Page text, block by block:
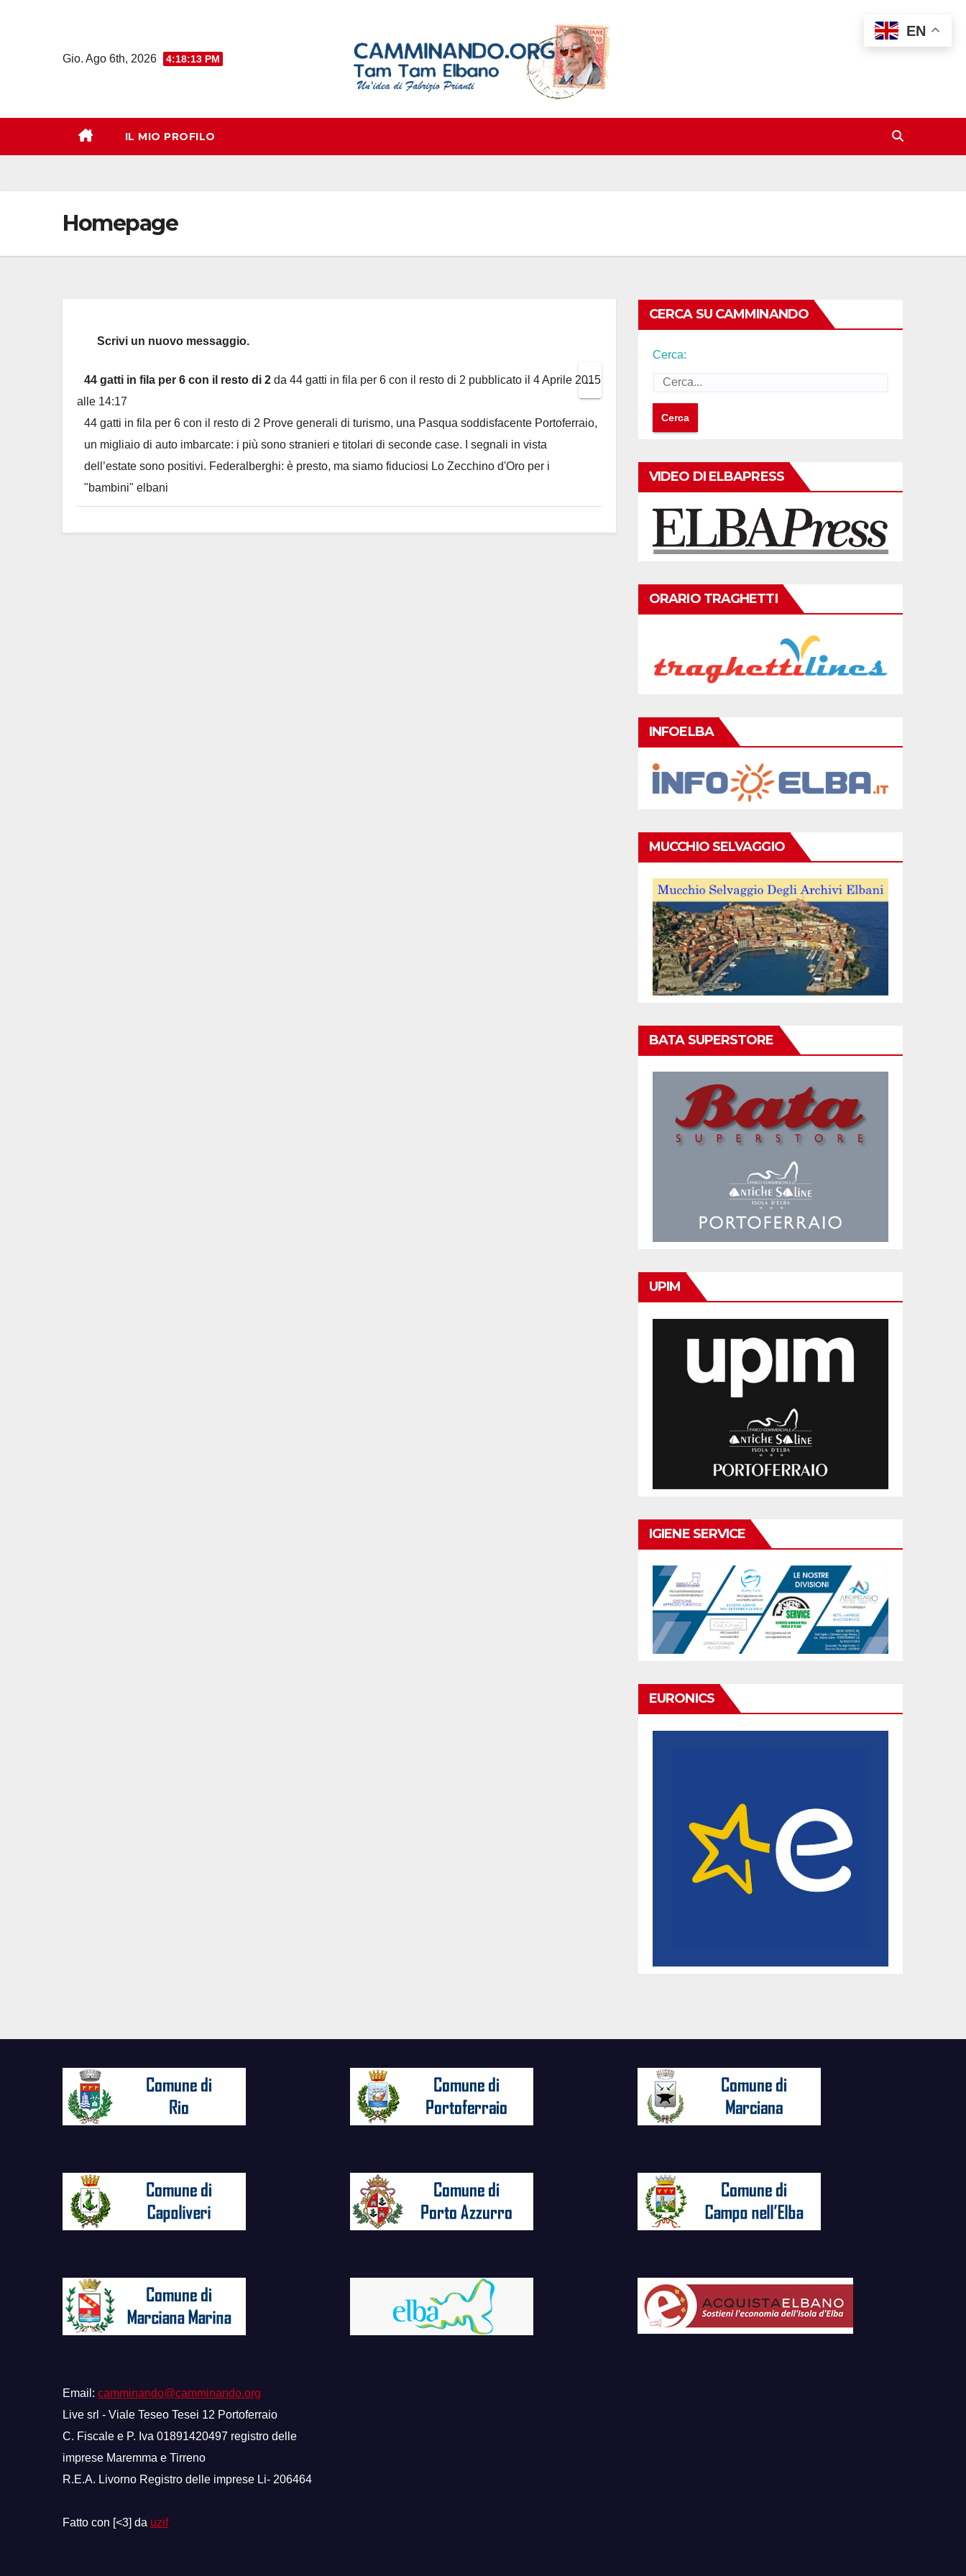
Gio. Ago 6th, 2026 4:18:14 PM
IL MIO PROFILO
Homepage
44 gatti in fila per 6 con il resto di 2 da 44 gatti in fila per 6 con il resto di 2 pubblicato il 4 Aprile 2015
alle 14:17
44 gatti in fila per 6 con il resto di 2 Prove generali di turismo, una Pasqua soddisfacente Portoferraio,
un migliaio di auto imbarcate: i più sono stranieri e titolari di seconde case. I segnali in vista
dell’estate sono positivi. Federalberghi: è presto, ma siamo fiduciosi Lo Zecchino d'Oro per i
"bambini" elbani
...Toggle
this
metabox.
CERCA SU CAMMINANDO
Cerca:
VIDEO DI ELBAPRESS
ORARIO TRAGHETTI
INFOELBA
MUCCHIO SELVAGGIO
BATA SUPERSTORE
UPIM
IGIENE SERVICE
EURONICS
Email: camminando@camminando.org
Live srl - Viale Teseo Tesei 12 Portoferraio
C. Fiscale e P. Iva 01891420497 registro delle
imprese Maremma e Tirreno
R.E.A. Livorno Registro delle imprese Li- 206464
Fatto con [<3] da uzif
EN